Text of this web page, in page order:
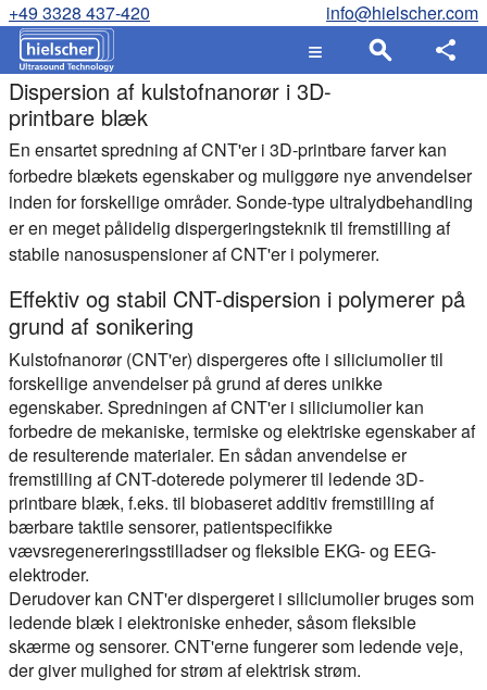
+49 3328 437-420 info@hielscher.com
Dispersion af kulstofnanorør i 3D-
printbare blæk
En ensartet spredning af CNT'er i 3D-printbare farver kan
forbedre blækets egenskaber og muliggøre nye anvendelser
inden for forskellige områder. Sonde-type ultralydbehandling
er en meget pålidelig dispergeringsteknik til fremstilling af
stabile nanosuspensioner af CNT'er i polymerer.
Effektiv og stabil CNT-dispersion i polymerer på
grund af sonikering
Kulstofnanorør (CNT'er) dispergeres ofte i siliciumolier til
forskellige anvendelser på grund af deres unikke
egenskaber. Spredningen af CNT'er i siliciumolier kan
forbedre de mekaniske, termiske og elektriske egenskaber af
de resulterende materialer. En sådan anvendelse er
fremstilling af CNT-doterede polymerer til ledende 3D-
printbare blæk, f.eks. til biobaseret additiv fremstilling af
bærbare taktile sensorer, patientspecifikke
vævsregenereringsstilladser og fleksible EKG- og EEG-
elektroder.
Derudover kan CNT'er dispergeret i siliciumolier bruges som
ledende blæk i elektroniske enheder, såsom fleksible
skærme og sensorer. CNT'erne fungerer som ledende veje,
der giver mulighed for strøm af elektrisk strøm.